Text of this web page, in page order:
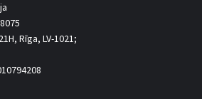
Rīga, LV-1021;